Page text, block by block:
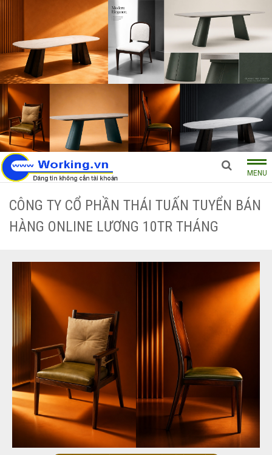
MENU
CÔNG TY CỔ PHẦN THÁI TUẤN TUYỂN BÁN
HÀNG ONLINE LƯƠNG 10TR THÁNG